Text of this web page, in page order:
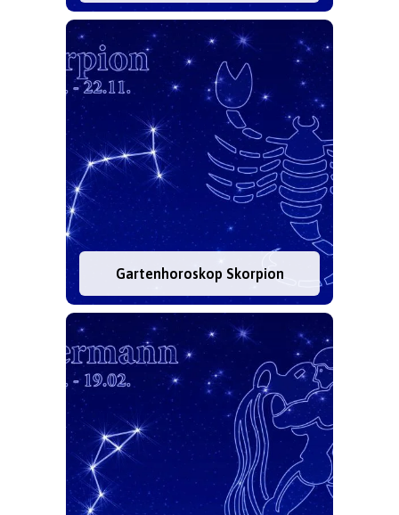
Gartenhoroskop Skorpion